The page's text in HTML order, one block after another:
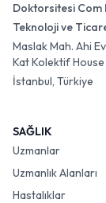
Doktorsitesi Com
Teknoloji ve
Maslak Mah. Ahi
Kat Kolektif House
İstanbul, Türkiye
SAĞLIK
Uzmanlar
Uzmanlık Alanları
Hastalıklar